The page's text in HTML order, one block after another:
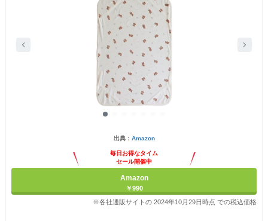
出典： Amazon
毎日お得なタイム
セール開催中
Amazon
￥990
※各社通販サイトの 2024年10月29日時点 での税込価格